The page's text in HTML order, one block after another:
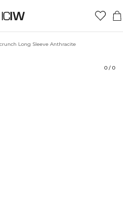
Long Sleeve Anthracite
0 / 0